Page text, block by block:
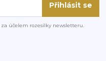
Přihlásit se
za účelem rozesílky newsletteru.